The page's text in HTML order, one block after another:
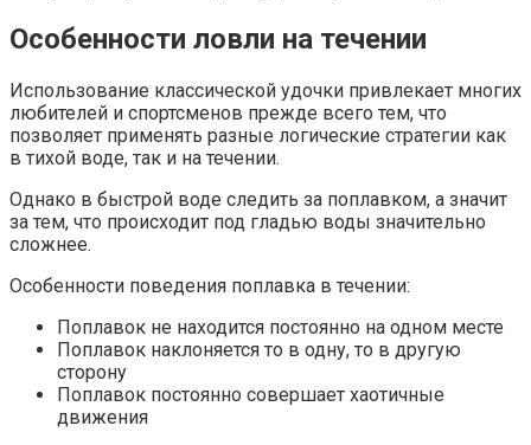
Особенности ловли на течении
Использование классической удочки привлекает многих
любителей и спортсменов прежде всего тем, что
позволяет применять разные логические стратегии как
в тихой воде, так и на течении.
Однако в быстрой воде следить за поплавком, а значит
за тем, что происходит под гладью воды значительно
сложнее.
Особенности поведения поплавка в течении:
Поплавок не находится постоянно на одном месте
Поплавок наклоняется то в одну, то в другую
сторону
Поплавок постоянно совершает хаотичные
движения